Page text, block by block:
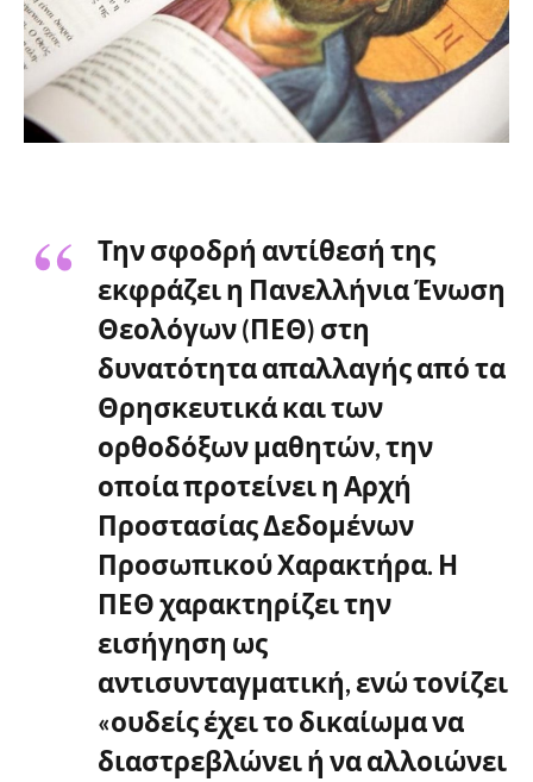
Την σφοδρή αντίθεσή της
εκφράζει η Πανελλήνια Ένωση
Θεολόγων (ΠΕΘ) στη
δυνατότητα απαλλαγής από τα
Θρησκευτικά και των
ορθοδόξων μαθητών, την
οποία προτείνει η Αρχή
Προστασίας Δεδομένων
Προσωπικού Χαρακτήρα. Η
ΠΕΘ χαρακτηρίζει την
εισήγηση ως
αντισυνταγματική, ενώ τονίζει
«ουδείς έχει το δικαίωμα να
διαστρεβλώνει ή να αλλοιώνει